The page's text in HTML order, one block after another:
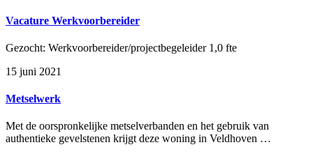
Vacature Werkvoorbereider
Gezocht: Werkvoorbereider/projectbegeleider 1,0 fte
15 juni 2021
Metselwerk
Met de oorspronkelijke metselverbanden en het gebruik van
authentieke gevelstenen krijgt deze woning in Veldhoven …